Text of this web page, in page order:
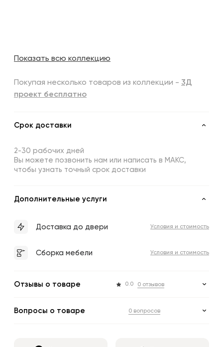
Показать всю коллекцию
Покупая несколько товаров из коллекции - 3Д
проект бесплатно
Срок доставки
2-30 рабочих дней
Вы можете позвонить нам или написать в МАКС,
чтобы узнать точный срок доставки
Дополнительные услуги
Доставка до двери Условия и стоимость
Сборка мебели Условия и стоимость
Отзывы о товаре 0.0 0 отзывов
Вопросы о товаре 0 вопросов